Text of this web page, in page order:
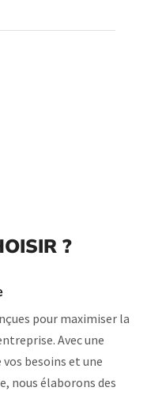
?
pour maximiser la
Avec une
besoins et une
nous élaborons des